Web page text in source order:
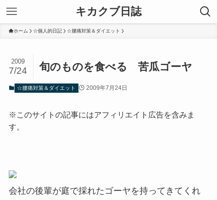
キカクブ日誌
ホーム ☆個人的日記 ☆腰痛対策＆ダイエット
旬のものを食べる 苦瓜ゴーヤ
2009
7/24
☆腰痛対策＆ダイエット 2009年7月24日
※このサイトの記事にはアフィリエイト広告を含みま
す。
会社の後輩が庭で採れたゴーヤを持ってきてくれ